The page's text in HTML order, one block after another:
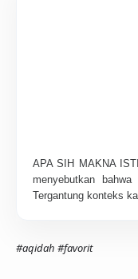
APA SIH MAKNA
menyebutkan
Tergantung konteks
#aqidah #favorit